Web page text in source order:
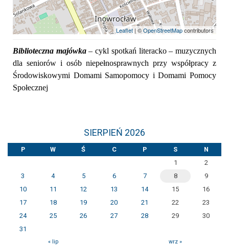
Leaflet| ©OpenStreetMapcontributors
Biblioteczna majówka– cykl spotkań literacko – muzycznych
dla seniorów i osób niepełnosprawnych przy współpracy z
Środowiskowymi Domami Samopomocy i Domami Pomocy
Społecznej
SIERPIEŃ 2026
P W Ś C P S
N
1
2
3
4 5 6 7 8
9
10
11 12 13 14 15
16
17
18 19 20 21 22
23
24
25 26 27 28 29
30
31
« lip wrz »